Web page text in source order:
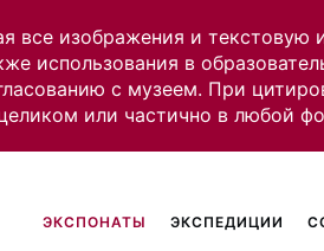
все изображения и текстовую
использования в
с музеем. При
или частично в любой
ЭКСПОНАТЫ ЭКСПЕДИЦИИ